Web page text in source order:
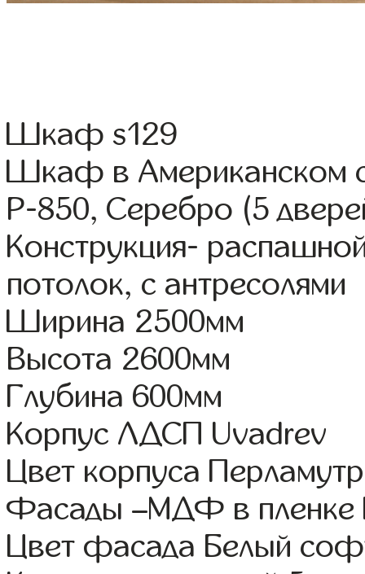
Шкаф s129
Шкаф в Американском
Р-850, Серебро (5
Конструкция-
потолок, с антресолями
Ширина 2500мм
Высота 2600мм
Глубина 600мм
Корпус ЛДСП Uvadrev
Цвет корпуса Перламутр
Фасады –МДФ в пленке
Цвет фасада Белый